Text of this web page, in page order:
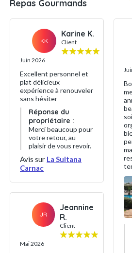
Repas Gourmands
KK
Karine K.
Client
Juin 2026
Excellent personnel et
plat délicieux
expérience à renouveler
sans hésiter
Réponse du
propriétaire :
Merci beaucoup pour
votre retour, au
plaisir de vous revoir.
Avis sur La Sultana
Carnac
JR
Jeannine
R.
Client
Mai 2026